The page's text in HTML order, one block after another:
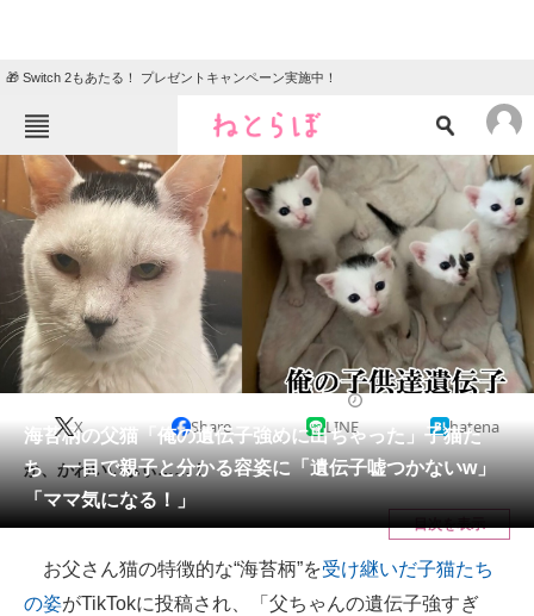
🎁 Switch 2もあたる！ プレゼントキャンペーン実施中！
ねとらぼメニュー
TOP ニュース
エンタメ クイズ
グルメ 地域
住まい 教育・育児
動物 リサーチ
会員記事
メディア
注目記事を集めた総合ページ
ITの今と未来を見通す
海苔柄の父猫「俺の遺伝子強めに出ちゃった」子猫た
ち 一目で親子と分かる容姿に「遺伝子嘘つかないw」
「ママ気になる！」
X Share LINE hatena
か、かわいいぃぃ……！
目次を表示
お父さん猫の特徴的な“海苔柄”を受け継いだ子猫たち
の姿がTikTokに投稿され、「父ちゃんの遺伝子強すぎ